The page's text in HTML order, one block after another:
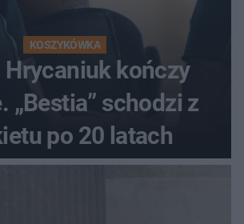
KOSZYKÓWKA
Hrycaniuk kończy
„Bestia” schodzi z
po 20 latach